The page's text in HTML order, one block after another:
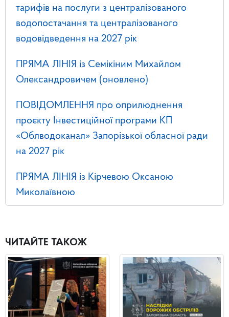
тарифів на послуги з централізованого
водопостачання та централізованого
водовідведення на 2027 рік
ПРЯМА ЛІНІЯ із Семікіним Михайлом
Олександровичем (оновлено)
ПОВІДОМЛЕННЯ про оприлюднення
проєкту Інвестиційної програми КП
«Облводоканал» Запорізької обласної ради
на 2027 рік
ПРЯМА ЛІНІЯ із Кірчевою Оксаною
Миколаївною
ЧИТАЙТЕ ТАКОЖ